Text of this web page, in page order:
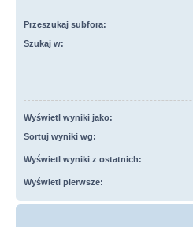
Przeszukaj subfora:
Szukaj w:
Wyświetl wyniki jako:
Sortuj wyniki wg:
Wyświetl wyniki z ostatnich:
Wyświetl pierwsze: